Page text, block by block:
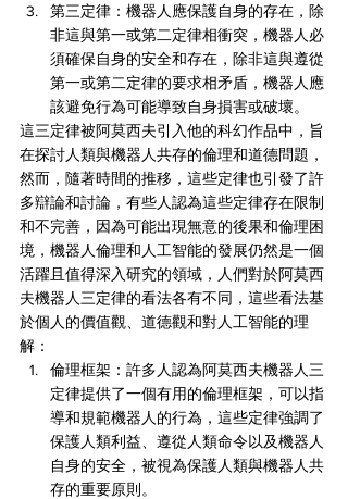
第三定律：機器人應保護自身的存在，除
非這與第一或第二定律相衝突，機器人必
須確保自身的安全和存在，除非這與遵從
第一或第二定律的要求相矛盾，機器人應
該避免行為可能導致自身損害或破壞。
這三定律被阿莫西夫引入他的科幻作品中，旨
在探討人類與機器人共存的倫理和道德問題，
然而，隨著時間的推移，這些定律也引發了許
多辯論和討論，有些人認為這些定律存在限制
和不完善，因為可能出現無意的後果和倫理困
境，機器人倫理和人工智能的發展仍然是一個
活躍且值得深入研究的領域，人們對於阿莫西
夫機器人三定律的看法各有不同，這些看法基
於個人的價值觀、道德觀和對人工智能的理
解：
倫理框架：許多人認為阿莫西夫機器人三
定律提供了一個有用的倫理框架，可以指
導和規範機器人的行為，這些定律強調了
保護人類利益、遵從人類命令以及機器人
自身的安全，被視為保護人類與機器人共
存的重要原則。